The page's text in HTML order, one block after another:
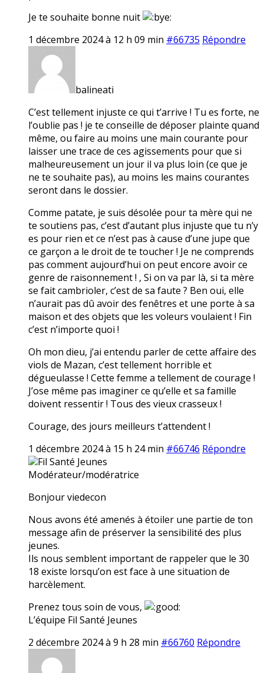
Je te souhaite bonne nuit
1 décembre 2024 à 12 h 09 min #66735 Répondre
balineati
C’est tellement injuste ce qui t’arrive ! Tu es forte, ne
l’oublie pas ! je te conseille de déposer plainte quand
même, ou faire au moins une main courante pour
laisser une trace de ces agissements pour que si
malheureusement un jour il va plus loin (ce que je
ne te souhaite pas), au moins les mains courantes
seront dans le dossier.
Comme patate, je suis désolée pour ta mère qui ne
te soutiens pas, c’est d’autant plus injuste que tu n’y
es pour rien et ce n’est pas à cause d’une jupe que
ce garçon a le droit de te toucher ! Je ne comprends
pas comment aujourd’hui on peut encore avoir ce
genre de raisonnement ! , Si on va par là, si ta mère
se fait cambrioler, c’est de sa faute ? Ben oui, elle
n’aurait pas dû avoir des fenêtres et une porte à sa
maison et des objets que les voleurs voulaient ! Fin
c’est n’importe quoi !
Oh mon dieu, j’ai entendu parler de cette affaire des
viols de Mazan, c’est tellement horrible et
dégueulasse ! Cette femme a tellement de courage !
J’ose même pas imaginer ce qu’elle et sa famille
doivent ressentir ! Tous des vieux crasseux !
Courage, des jours meilleurs t’attendent !
1 décembre 2024 à 15 h 24 min #66746 Répondre
Fil Santé Jeunes
Modérateur/modératrice
Bonjour viedecon
Nous avons été amenés à étoiler une partie de ton
message afin de préserver la sensibilité des plus
jeunes.
Ils nous semblent important de rappeler que le 30
18 existe lorsqu’on est face à une situation de
harcèlement.
Prenez tous soin de vous,
L’équipe Fil Santé Jeunes
2 décembre 2024 à 9 h 28 min #66760 Répondre